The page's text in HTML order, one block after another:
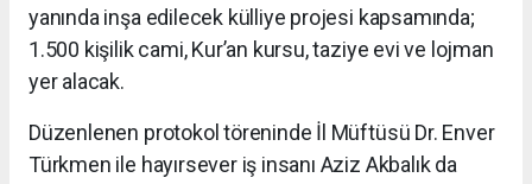
yanında inşa edilecek külliye projesi kapsamında;
1.500 kişilik cami, Kur’an kursu, taziye evi ve lojman
yer alacak.
Düzenlenen protokol töreninde İl Müftüsü Dr. Enver
Türkmen ile hayırsever iş insanı Aziz Akbalık da